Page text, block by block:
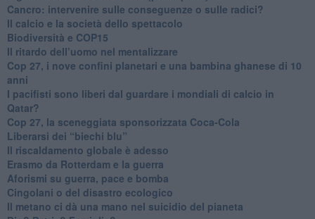
Cancro: intervenire sulle conseguenze o sulle radici?
​Il calcio e la società dello spettacolo
Biodiversità e COP15
​Il ritardo dell’uomo nel mentalizzare
​Cop 27, i nove confini planetari e una bambina ghanese di 10
anni
​I pacifisti sono liberi dal guardare i mondiali di calcio in
Qatar?
​Cop 27, la sceneggiata sponsorizzata Coca-Cola
​Liberarsi dei “biechi blu”
Il riscaldamento globale è adesso
​Erasmo da Rotterdam e la guerra
​Aforismi su guerra, pace e bomba
Cingolani o del disastro ecologico
​Il metano ci dà una mano nel suicidio del pianeta